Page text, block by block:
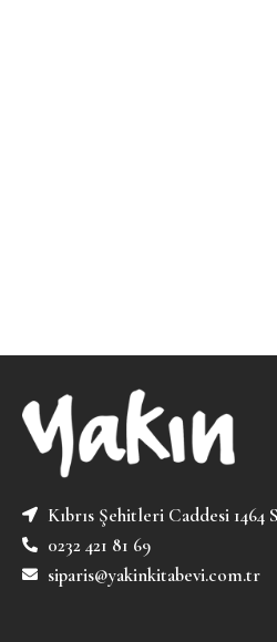
Kıbrıs Şehitleri Caddesi
0232 421 81 69
siparis@yakinkitabevi.com.tr